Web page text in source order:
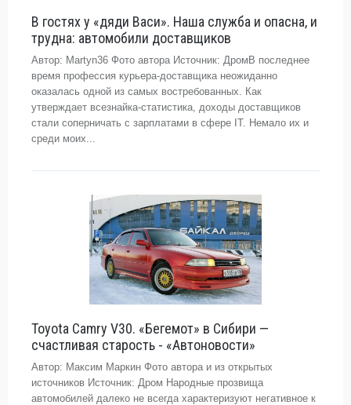
В гостях у «дяди Васи». Наша служба и опасна, и
трудна: автомобили доставщиков
Автор: Martyn36 Фото автора Источник: ДромВ последнее
время профессия курьера-доставщика неожиданно
оказалась одной из самых востребованных. Как
утверждает всезнайка-статистика, доходы доставщиков
стали соперничать с зарплатами в сфере IT. Немало их и
среди моих...
Toyota Camry V30. «Бегемот» в Сибири —
счастливая старость - «Автоновости»
Автор: Максим Маркин Фото автора и из открытых
источников Источник: Дром Народные прозвища
автомобилей далеко не всегда характеризуют негативное к